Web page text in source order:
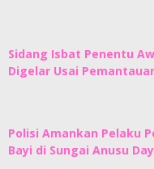
Sidang Isbat Penentu
Digelar Usai
Polisi Amankan Pelaku
Bayi di Sungai Anusu